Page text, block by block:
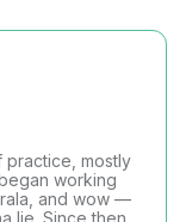
practice, mostly
working
and wow —
lie. Since then,